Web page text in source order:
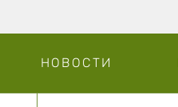
НОВОСТИ